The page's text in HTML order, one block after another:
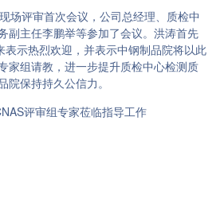
场评审首次会议，公司总经理、质检中
副主任李鹏举等参加了会议。洪涛首先
表示热烈欢迎，并表示中钢制品院将以此
家组请教，进一步提升质检中心检测质
保持持久公信力。